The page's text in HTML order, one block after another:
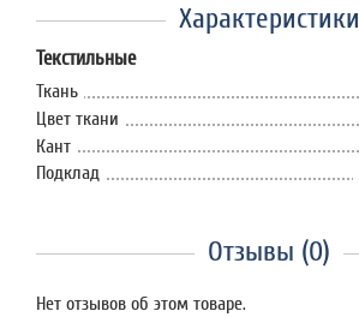
Характеристики
Текстильные
Ткань
Цвет ткани
Кант
Подклад
Отзывы (0)
Нет отзывов об этом товаре.